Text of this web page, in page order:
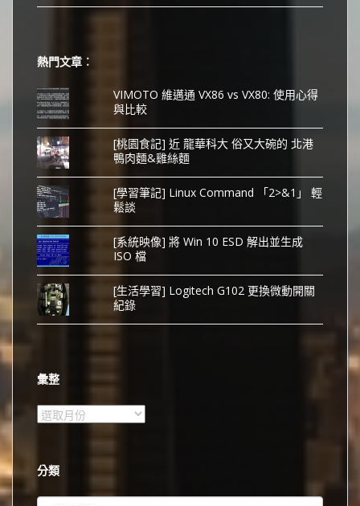
熱門文章︰
VIMOTO 維邁通 VX86 vs VX80: 使用心得
與比較
[桃園食記] 近 龍華科大 俗又大碗的 北港
鴨肉麵&雞絲麵
[學習筆記] Linux Command 「2>&1」 輕
鬆談
[系統映像] 將 Win 10 ESD 解出並生成
ISO 檔
[生活學習] Logitech G102 更換微動開關
紀錄
彙整
彙
分類